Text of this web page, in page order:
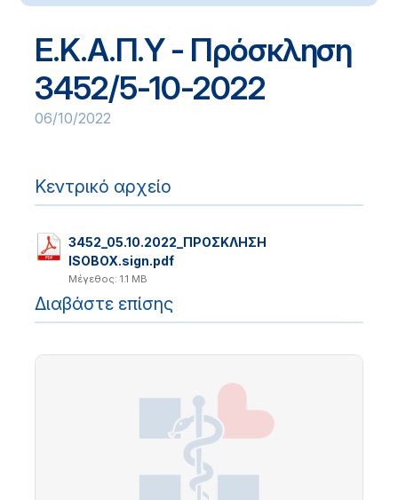
Ε.Κ.Α.Π.Υ - Πρόσκληση
3452/5-10-2022
06/10/2022
Κεντρικό αρχείο
3452_05.10.2022_ΠΡΟΣΚΛΗΣΗ
ISOBOX.sign.pdf
Μέγεθος: 1.1 MB
Διαβάστε επίσης